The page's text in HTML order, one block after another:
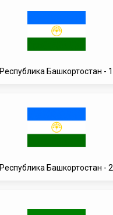
Республика Башкортостан - 1
Республика Башкортостан - 2